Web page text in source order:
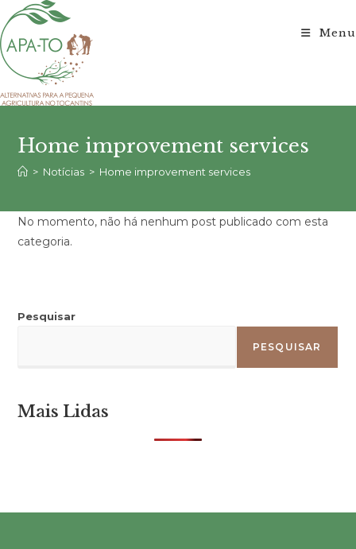
para
o
conteúdo
Menu
Home improvement services
> Notícias > Home improvement services
No momento, não há nenhum post publicado com esta
categoria.
Pesquisar
PESQUISAR
Mais Lidas